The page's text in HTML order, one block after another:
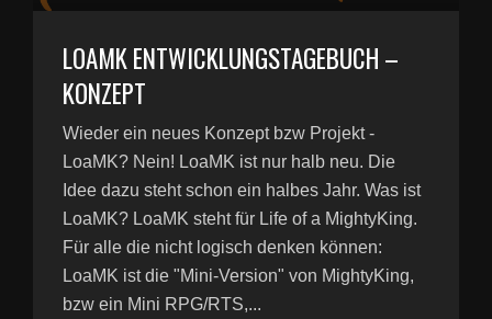
LOAMK ENTWICKLUNGSTAGEBUCH –
KONZEPT
Wieder ein neues Konzept bzw Projekt -
LoaMK? Nein! LoaMK ist nur halb neu. Die
Idee dazu steht schon ein halbes Jahr. Was ist
LoaMK? LoaMK steht für Life of a MightyKing.
Für alle die nicht logisch denken können:
LoaMK ist die "Mini-Version" von MightyKing,
bzw ein Mini RPG/RTS,...